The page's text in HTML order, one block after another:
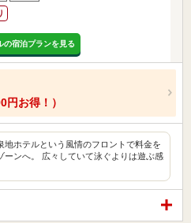
の宿泊プランを見る
円お得！）
地ホテルという風情のフロントで料金を
ーンへ。 広々していて泳ぐよりは遊ぶ感